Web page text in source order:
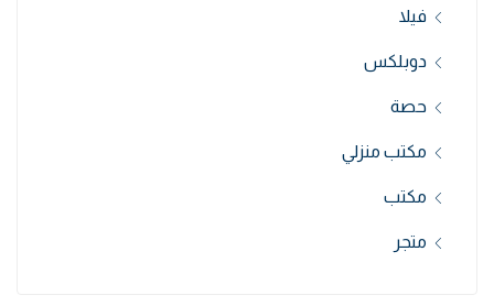
فيلا
دوبلكس
حصة
مكتب منزلي
مكتب
متجر